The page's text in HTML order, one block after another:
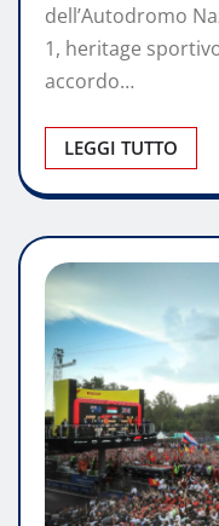
dell’Autodromo
1, heritage
accordo…
LEGGI TUTTO